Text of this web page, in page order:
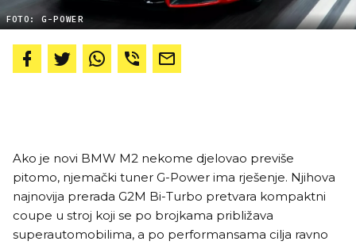
FOTO: G-POWER
Ako je novi BMW M2 nekome djelovao previše
pitomo, njemački tuner G-Power ima rješenje. Njihova
najnovija prerada G2M Bi-Turbo pretvara kompaktni
coupe u stroj koji se po brojkama približava
superautomobilima, a po performansama cilja ravno